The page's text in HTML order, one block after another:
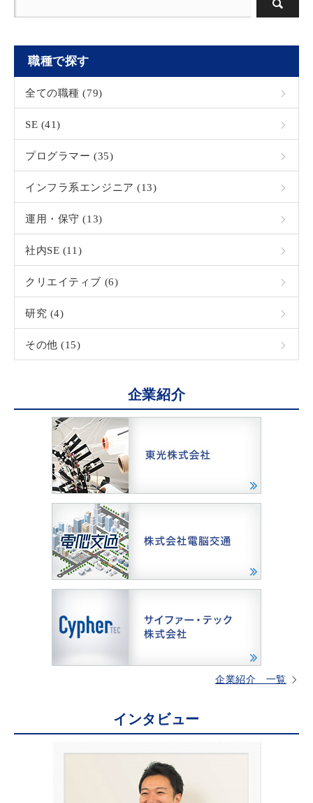
職種で探す
全ての職種 (79)
SE (41)
プログラマー (35)
インフラ系エンジニア (13)
運用・保守 (13)
社内SE (11)
クリエイティブ (6)
研究 (4)
その他 (15)
企業紹介
企業紹介 一覧
インタビュー